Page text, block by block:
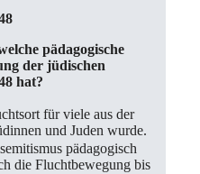
pädagogische
der jüdischen
hat?
für viele aus der
und Juden wurde.
pädagogisch
die Fluchtbewegung bis